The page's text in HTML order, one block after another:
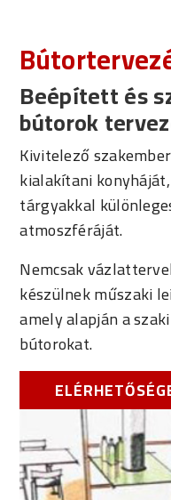
Beépített és
bútorok
Kivitelező
kialakítani
tárgyakkal
atmoszféráját.
Nemcsak
készülnek műszaki
amely alapján a
bútorokat.